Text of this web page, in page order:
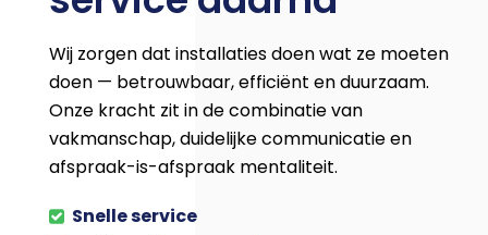
Wij zorgen dat installaties doen wat ze moeten
doen — betrouwbaar, efficiënt en duurzaam.
Onze kracht zit in de combinatie van
vakmanschap, duidelijke communicatie en
afspraak-is-afspraak mentaliteit.
Snelle service